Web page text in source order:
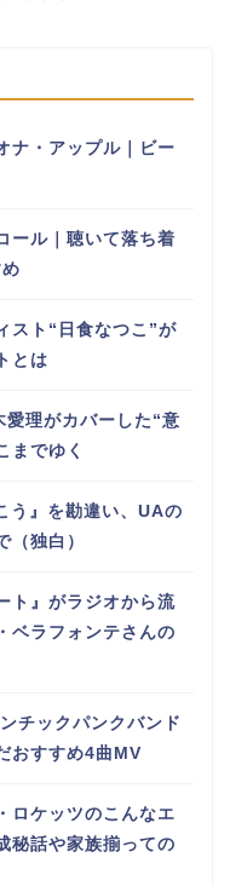
ナ・アップル｜ビー
ール｜聴いて落ち着
スト“日食なつこ”が
とは
理がカバーした“意
までゆく
う』を勘違い、UAの
（独白）
ト』がラジオから流
ベラフォンテさんの
チックパンクバンド
おすすめ4曲MV
ケッツのこんなエ
秘話や家族揃っての